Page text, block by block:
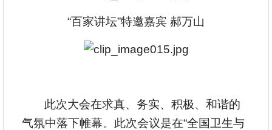
“百家讲坛”特邀嘉宾 郝万山
此次大会在求真、务实、积极、和谐的
气氛中落下帷幕。此次会议是在“全国卫生与